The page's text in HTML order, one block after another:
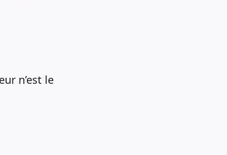
n’est le